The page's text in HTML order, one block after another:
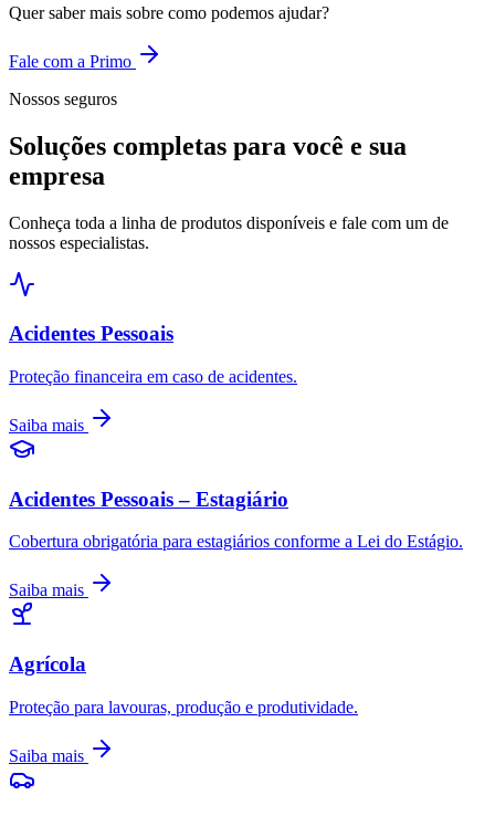
Quer saber mais sobre como podemos ajudar?
Fale com a Primo
Nossos seguros
Soluções completas para você e sua
empresa
Conheça toda a linha de produtos disponíveis e fale com um de
nossos especialistas.
Acidentes Pessoais
Proteção financeira em caso de acidentes.
Saiba mais
Acidentes Pessoais – Estagiário
Cobertura obrigatória para estagiários conforme a Lei do Estágio.
Saiba mais
Agrícola
Proteção para lavouras, produção e produtividade.
Saiba mais